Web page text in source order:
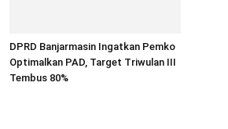
DPRD Banjarmasin Ingatkan Pemko
Optimalkan PAD, Target Triwulan III
Tembus 80%